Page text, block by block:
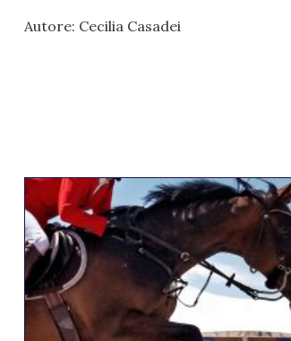
Autore: Cecilia Casadei